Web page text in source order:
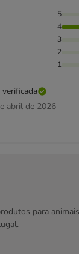
avaliaram com 4
5
4
3
2
1
abril de 2026
para